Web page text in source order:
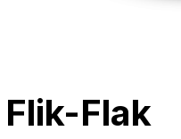
Flik-Flak